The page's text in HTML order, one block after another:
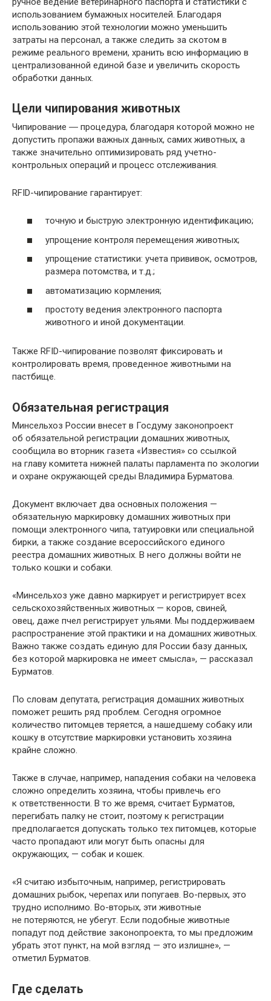
использованием бумажных носителей. Благодаря
использованию этой технологии можно уменьшить
затраты на персонал, а также следить за скотом в
режиме реального времени, хранить всю информацию в
централизованной единой базе и увеличить скорость
обработки данных.
Цели чипирования животных
Чипирование ― процедура, благодаря которой можно не
допустить пропажи важных данных, самих животных, а
также значительно оптимизировать ряд учетно-
контрольных операций и процесс отслеживания.
RFID-чипирование гарантирует:
точную и быструю электронную идентификацию;
упрощение контроля перемещения животных;
упрощение статистики: учета прививок, осмотров,
размера потомства, и т.д.;
автоматизацию кормления;
простоту ведения электронного паспорта
животного и иной документации.
Также RFID-чипирование позволят фиксировать и
контролировать время, проведенное животными на
пастбище.
Обязательная регистрация
Минсельхоз России внесет в Госдуму законопроект
об обязательной регистрации домашних животных,
сообщила во вторник газета «Известия» со ссылкой
на главу комитета нижней палаты парламента по экологии
и охране окружающей среды Владимира Бурматова.
Документ включает два основных положения —
обязательную маркировку домашних животных при
помощи электронного чипа, татуировки или специальной
бирки, а также создание всероссийского единого
реестра домашних животных. В него должны войти не
только кошки и собаки.
«Минсельхоз уже давно маркирует и регистрирует всех
сельскохозяйственных животных — коров, свиней,
овец, даже пчел регистрирует ульями. Мы поддерживаем
распространение этой практики и на домашних животных.
Важно также создать единую для России базу данных,
без которой маркировка не имеет смысла», — рассказал
Бурматов.
По словам депутата, регистрация домашних животных
поможет решить ряд проблем. Сегодня огромное
количество питомцев теряется, а нашедшему собаку или
кошку в отсутствие маркировки установить хозяина
крайне сложно.
Также в случае, например, нападения собаки на человека
сложно определить хозяина, чтобы привлечь его
к ответственности. В то же время, считает Бурматов,
перегибать палку не стоит, поэтому к регистрации
предполагается допускать только тех питомцев, которые
часто пропадают или могут быть опасны для
окружающих, — собак и кошек.
«Я считаю избыточным, например, регистрировать
домашних рыбок, черепах или попугаев. Во-первых, это
трудно исполнимо. Во-вторых, эти животные
не потеряются, не убегут. Если подобные животные
попадут под действие законопроекта, то мы предложим
убрать этот пункт, на мой взгляд — это излишне», —
отметил Бурматов.
Где сделать